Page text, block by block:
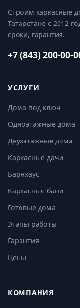
Строим каркасные
Татарстане с 2012
сроки, гарантия.
+7 (843) 200-00-
УСЛУГИ
Дома под ключ
Одноэтажные дома
Двухэтажные дома
Каркасные дачи
Барнхаус
Каркасные бани
Готовые дома
Этапы работы
Гарантия
Цены
КОМПАНИЯ